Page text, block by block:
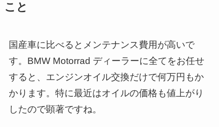
こと
国産車に比べるとメンテナンス費用が高いで
す。BMW Motorrad ディーラーに全てをお任せ
すると、エンジンオイル交換だけで何万円もか
かります。特に最近はオイルの価格も値上がり
したので顕著ですね。